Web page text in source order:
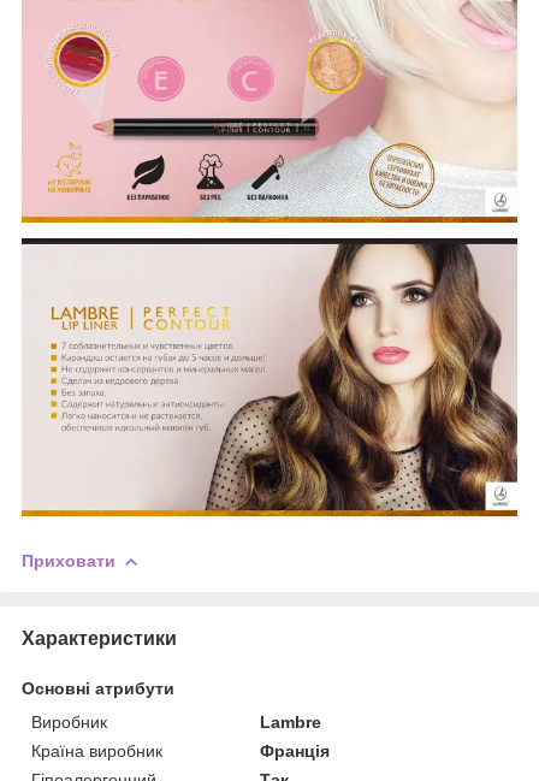
Приховати
Характеристики
Основні атрибути
Виробник
Lambre
Країна виробник
Франція